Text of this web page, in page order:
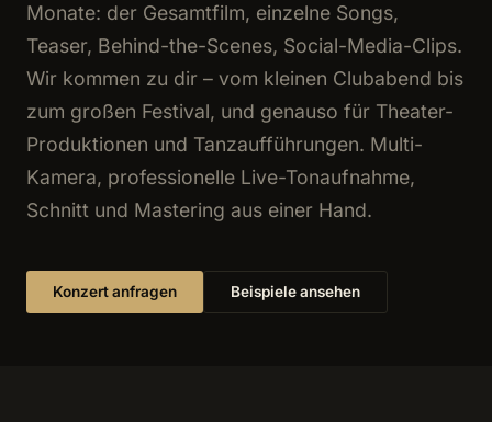
Monate: der Gesamtfilm, einzelne Songs,
Teaser, Behind-the-Scenes, Social-Media-Clips.
Wir kommen zu dir – vom kleinen Clubabend bis
zum großen Festival, und genauso für Theater-
Produktionen und Tanzaufführungen. Multi-
Kamera, professionelle Live-Tonaufnahme,
Schnitt und Mastering aus einer Hand.
Konzert anfragen Beispiele ansehen